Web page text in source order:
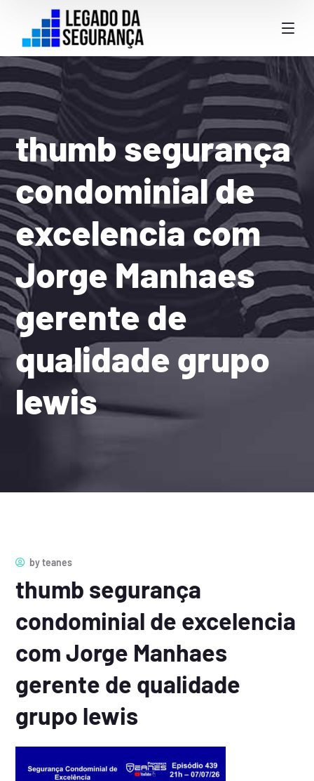
thumb segurança
condominial de
excelencia com
Jorge Manhaes
gerente de
qualidade grupo
lewis
byteanes
thumb segurança
condominial de excelencia
com Jorge Manhaes
gerente de qualidade
grupo lewis